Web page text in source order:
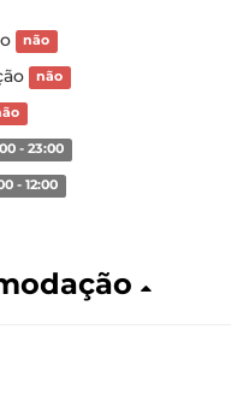
não
não
- 23:00
- 12:00